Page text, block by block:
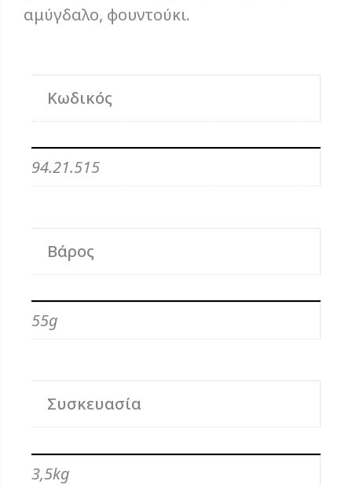
αμύγδαλο, φουντούκι.
Κωδικός
94.21.515
Βάρος
55g
Συσκευασία
3,5kg